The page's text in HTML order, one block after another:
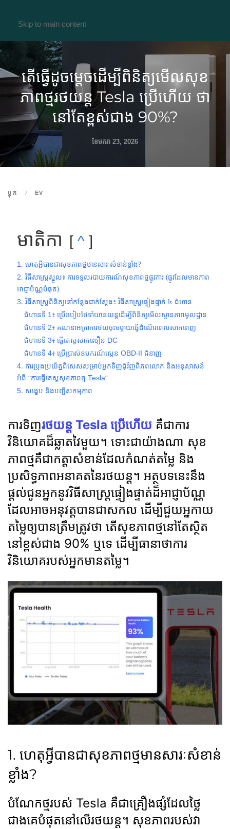
Skip to main content
តើធ្វើដូចម្តេចដើម្បីពិនិត្យមើលសុខ
ភាពថ្មរថយន្ត Tesla ប្រើហើយ ថា
នៅតែខ្ពស់ជាង 90%?
ខែ​មករា 23, 2026
ប្លុក EV
មាតិកា ^
1. ហេតុអ្វីបានជាសុខភាពថ្មមានសារៈសំខាន់ខ្លាំង?
2. វិធីសាស្រ្តស្នូល៖ ការទទួលរបាយការណ៍សុខភាពថ្មផ្លូវការ (ផ្លូវដែលមានភាព
អាជ្ញាប័ណ្ណបំផុត)
3. វិធីសាស្រ្តពិនិត្យនៅកន្លែងជាក់ស្តែង៖ វិធីសាស្រ្តផ្ទៀងផ្ទាត់ ៤ ជំហាន
ជំហានទី 1៖ ប្រើរបៀបថែទាំយានយន្តដើម្បីពិនិត្យមើលស្ថានភាពមូលដ្ឋាន
ជំហានទី 2៖ គណនាអត្រាការថយចុះចម្ងាយធ្វើដំណើរពេលសាកពេញ
ជំហានទី 3៖ ធ្វើតេស្តសាកលឿន DC
ជំហានទី 4៖ ប្រើប្រាស់ឧបករណ៍ស្កេន OBD-II ជំនាញ
4. ការប្រុងប្រយ័ត្នពិសេសសម្រាប់អ្នកទិញជុំវិញពិភពលោក និងអនុសាសន៍
អំពី “ការធ្វើតេស្តសុខភាពថ្ម Tesla”
5. សង្ខេប និងបញ្ជីសកម្មភាព
ការទិញរថយន្ត Tesla ប្រើហើយ គឺជាការ
វិនិយោគដ៏ឆ្លាតវៃមួយ។ ទោះជាយ៉ាងណា សុខ
ភាពថ្មគឺជាកត្តាសំខាន់ដែលកំណត់តម្លៃ និង
ប្រសិទ្ធភាពអនាគតនៃរថយន្ត។ អត្ថបទនេះនឹង
ផ្តល់ជូនអ្នកនូវវិធីសាស្រ្តផ្ទៀងផ្ទាត់ដ៏អាជ្ញាប័ណ្ណ
ដែលអាចអនុវត្តបានជាសកល ដើម្បីជួយអ្នកាយ
តម្លៃឲ្យបានត្រឹមត្រូវថា តើសុខភាពថ្មនៅតែស្ថិត
នៅខ្ពស់ជាង 90% ឬទេ ដើម្បីធានាថាការ
វិនិយោគរបស់អ្នកមានតម្លៃ។
1. ហេតុអ្វីបានជាសុខភាពថ្មមានសារៈសំខាន់
ខ្លាំង?
បំណែកថ្មរបស់ Tesla គឺជាគ្រឿងផ្សំដែលថ្លៃ
ជាងគេបំផុតនៅលើរថយន្ត។ សុខភាពរបស់វា